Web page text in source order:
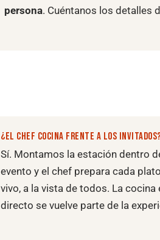
persona. Cuéntanos los detalles
¿EL CHEF COCINA FRENTE A LOS
Sí. Montamos la estación dentro
evento y el chef prepara cada
vivo, a la vista de todos. La cocina
directo se vuelve parte de la